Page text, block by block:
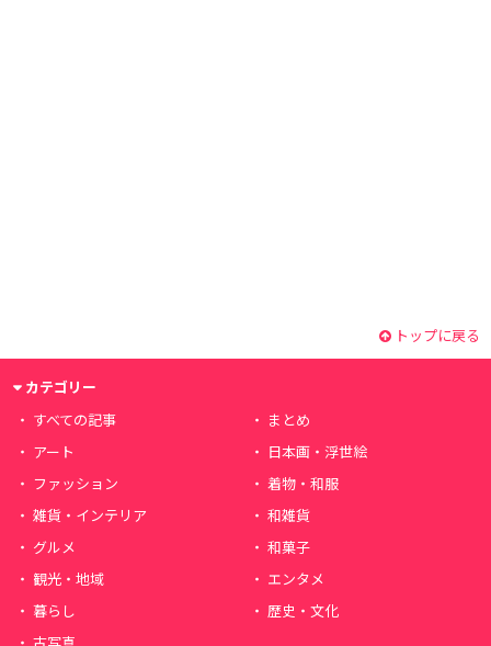
トップに戻る
カテゴリー
すべての記事
まとめ
アート
日本画・浮世絵
ファッション
着物・和服
雑貨・インテリア
和雑貨
グルメ
和菓子
観光・地域
エンタメ
暮らし
歴史・文化